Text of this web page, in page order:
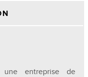
entreprise de